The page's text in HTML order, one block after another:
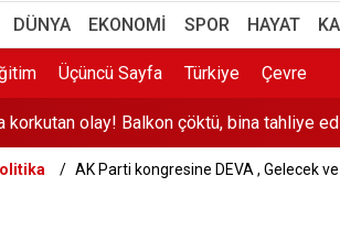
DÜNYA EKONOMI SPOR HAYAT
Üçüncü Sayfa Türkiye Çevre
drift yapanlara milyonluk ceza: 11 sürücüye
korkutan olay! Balkon çöktü, bina tahliye
'Çerçeve Yasa' kararı belli oldu: Genel
5 il için sel uyarısı
AK Parti kongresine DEVA , Gelecek